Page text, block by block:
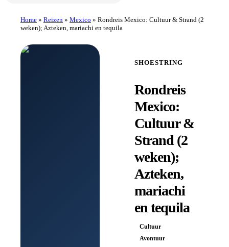
Home » Reizen » Mexico » Rondreis Mexico: Cultuur & Strand (2
weken); Azteken, mariachi en tequila
SHOESTRING
Rondreis
Mexico:
Cultuur &
Strand (2
weken);
Azteken,
mariachi
en tequila
Cultuur
Avontuur